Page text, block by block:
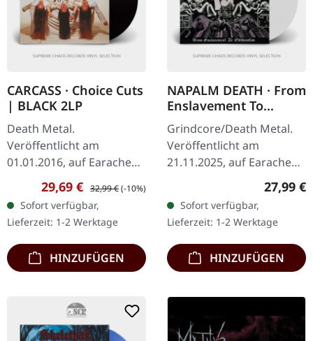
CARCASS · Choice Cuts
| BLACK 2LP
Death Metal.
Veröffentlicht am
01.01.2016, auf Earache
Records. Schwarzes
Doppel-Vinyl im Gatefold-
Cover. Carcass' 'Choice
Cuts' ist eine
umfassende…
Verkaufspreis:
29,69 € Regulärer Preis:
32,99 €(-10%)
Sofort verfügbar,
Lieferzeit: 1-2 Werktage
HINZUFÜGEN
NAPALM DEATH · From
Enslavement To
Obliteration | WHITE
LP
Grindcore/Death Metal.
Veröffentlicht am
21.11.2025, auf Earache
Records. Weißes Vinyl LP
im Standard Cover. Plastic
Head Exklusiv-Edition. Das
ist…
27,99 €
Sofort verfügbar,
Lieferzeit: 1-2 Werktage
HINZUFÜGEN